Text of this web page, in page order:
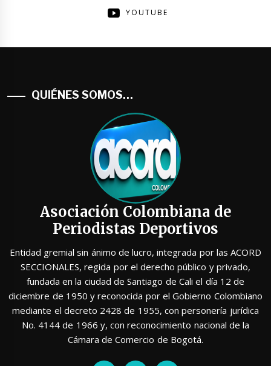
YOUTUBE
QUIÉNES SOMOS…
Asociación Colombiana de
Periodistas Deportivos
Entidad gremial sin ánimo de lucro, integrada por las ACORD
SECCIONALES, regida por el derecho público y privado,
fundada en la ciudad de Santiago de Cali el día 12 de
diciembre de 1950 y reconocida por el Gobierno Colombiano
mediante el decreto 2428 de 1955, con personería jurídica
No. 4144 de 1966 y, con reconocimiento nacional de la
Cámara de Comercio de Bogotá.